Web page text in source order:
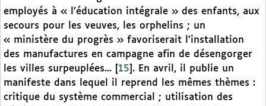
employés à « l’éducation intégrale » des enfants, aux
secours pour les veuves, les orphelins ; un
« ministère du progrès » favoriserait l’installation
des manufactures en campagne afin de désengorger
les villes surpeuplées...
15 . En avril, il publie un
manifeste dans lequel il reprend les mêmes thèmes :
critique du système commercial ; utilisation des